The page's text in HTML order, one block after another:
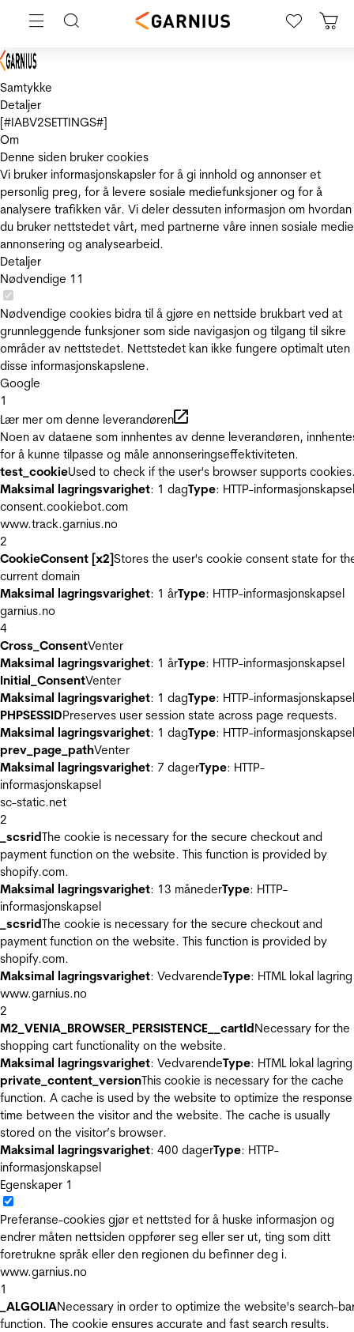
Samtykke
Detaljer
[#IABV2SETTINGS#]
Om
Denne siden bruker cookies
Vi bruker informasjonskapsler for å gi innhold og annonser et
personlig preg, for å levere sosiale mediefunksjoner og for å
analysere trafikken vår. Vi deler dessuten informasjon om hvordan
du bruker nettstedet vårt, med partnerne våre innen sosiale
annonsering og analysearbeid.
Detaljer
Nødvendige 11
Nødvendige cookies bidra til å gjøre en nettside brukbart ved at
grunnleggende funksjoner som side navigasjon og tilgang til sikre
områder av nettstedet. Nettstedet kan ikke fungere optimalt uten
disse informasjonskapslene.
Google
1
Lær mer om denne leverandøren
Noen av dataene som innhentes av denne leverandøren,
for å kunne tilpasse og måle annonseringseffektiviteten.
test_cookieUsed to check if the user's browser supports
Maksimal lagringsvarighet: 1 dagType: HTTP-informasjonskapsel
consent.cookiebot.com
www.track.garnius.no
2
CookieConsent [x2]Stores the user's cookie consent state for
current domain
Maksimal lagringsvarighet: 1 årType: HTTP-informasjonskapsel
garnius.no
4
Cross_ConsentVenter
Maksimal lagringsvarighet: 1 årType: HTTP-informasjonskapsel
Initial_ConsentVenter
Maksimal lagringsvarighet: 1 dagType: HTTP-informasjonskapsel
PHPSESSIDPreserves user session state across page requests.
Maksimal lagringsvarighet: 1 dagType: HTTP-informasjonskapsel
prev_page_pathVenter
Maksimal lagringsvarighet: 7 dagerType: HTTP-
informasjonskapsel
sc-static.net
2
_scsridThe cookie is necessary for the secure checkout and
payment function on the website. This function is provided by
shopify.com.
Maksimal lagringsvarighet: 13 månederType: HTTP-
informasjonskapsel
_scsridThe cookie is necessary for the secure checkout and
payment function on the website. This function is provided by
shopify.com.
Maksimal lagringsvarighet: VedvarendeType: HTML lokal lagring
www.garnius.no
2
M2_VENIA_BROWSER_PERSISTENCE__cartIdNecessary for the
shopping cart functionality on the website.
Maksimal lagringsvarighet: VedvarendeType: HTML lokal lagring
private_content_versionThis cookie is necessary for the cache
function. A cache is used by the website to optimize the response
time between the visitor and the website. The cache is usually
stored on the visitor’s browser.
Maksimal lagringsvarighet: 400 dagerType: HTTP-
informasjonskapsel
Egenskaper 1
Preferanse-cookies gjør et nettsted for å huske informasjon og
endrer måten nettsiden oppfører seg eller ser ut, ting som ditt
foretrukne språk eller den regionen du befinner deg i.
www.garnius.no
1
_ALGOLIANecessary in order to optimize the website's search-
function. The cookie ensures accurate and fast search results.